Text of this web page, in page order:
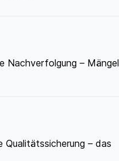
Nachverfolgung – Mängel
Qualitätssicherung – das